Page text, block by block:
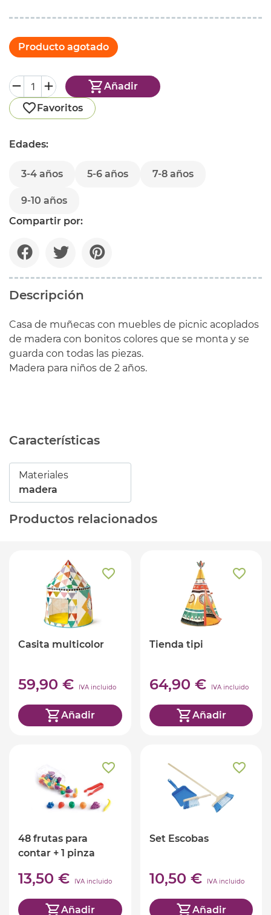
Producto agotado
Añadir
Favoritos
Edades:
3-4 años 5-6 años 7-8 años
9-10 años
Compartir por:
Descripción
Casa de muñecas con muebles de picnic acoplados
de madera con bonitos colores que se monta y se
guarda con todas las piezas.
Madera para niños de 2 años.
Características
Materiales
madera
Productos relacionados
Casita multicolor
59,90 € IVA incluido
Añadir
Tienda tipi
64,90 € IVA incluido
Añadir
48 frutas para
contar + 1 pinza
13,50 € IVA incluido
Añadir
Set Escobas
10,50 € IVA incluido
Añadir